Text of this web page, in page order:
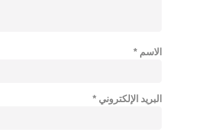
الاسم *
البريد الإلكتروني *